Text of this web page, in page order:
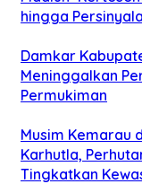
hingga
Damkar
Meninggalkan
Permukiman
Musim Kemarau
Karhutla,
Tingkatkan